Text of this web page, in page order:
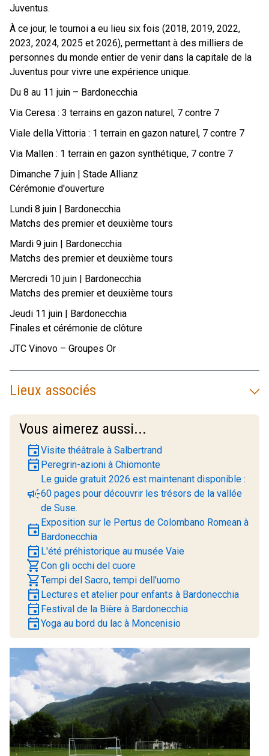
Juventus.
À ce jour, le tournoi a eu lieu six fois (2018, 2019, 2022,
2023, 2024, 2025 et 2026), permettant à des milliers de
personnes du monde entier de venir dans la capitale de la
Juventus pour vivre une expérience unique.
Du 8 au 11 juin – Bardonecchia
Via Ceresa : 3 terrains en gazon naturel, 7 contre 7
Viale della Vittoria : 1 terrain en gazon naturel, 7 contre 7
Via Mallen : 1 terrain en gazon synthétique, 7 contre 7
Dimanche 7 juin | Stade Allianz
Cérémonie d'ouverture
Lundi 8 juin | Bardonecchia
Matchs des premier et deuxième tours
Mardi 9 juin | Bardonecchia
Matchs des premier et deuxième tours
Mercredi 10 juin | Bardonecchia
Matchs des premier et deuxième tours
Jeudi 11 juin | Bardonecchia
Finales et cérémonie de clôture
JTC Vinovo – Groupes Or
Lieux associés
Vous aimerez aussi...
eventVisite théâtrale à Salbertrand
event Peregrin-azioni à Chiomonte
campaign
Le guide gratuit 2026 est maintenant disponible :
60 pages pour découvrir les trésors de la vallée
de Suse.
event Exposition sur le Pertus de Colombano Romean à
Bardonecchia
event L'été préhistorique au musée Vaie
shopping_cartCon gli occhi del cuore
shopping_cartTempi del Sacro, tempi dell'uomo
event Lectures et atelier pour enfants à Bardonecchia
event Festival de la Bière à Bardonecchia
eventYoga au bord du lac à Moncenisio